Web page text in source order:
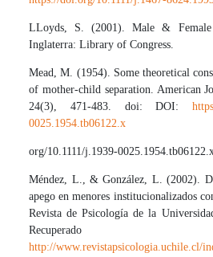
LLoyds, S. (2001). Male &
Inglaterra: Library of Congress.
Mead, M. (1954). Some theoretical
of mother-child separation. American
24(3), 471-483. doi: DOI:
0025.1954.tb06122.x
org/10.1111/j.1939-
Méndez, L., & González, L. (2002).
apego en menores institucionalizados
Revista de Psicología de la
http://www.revistapsicologia.uchile.cl/